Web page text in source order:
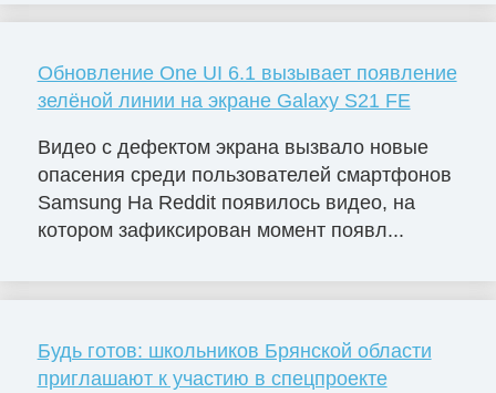
Обновление One UI 6.1 вызывает появление
зелёной линии на экране Galaxy S21 FE
Видео с дефектом экрана вызвало новые
опасения среди пользователей смартфонов
Samsung На Reddit появилось видео, на
котором зафиксирован момент появл...
Будь готов: школьников Брянской области
приглашают к участию в спецпроекте